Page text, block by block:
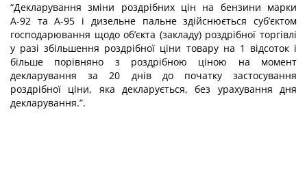
“Декларування зміни роздрібних цін на бензини марки
А-92 та А-95 і дизельне пальне здійснюється суб’єктом
господарювання щодо об’єкта (закладу) роздрібної торгівлі
у разі збільшення роздрібної ціни товару на 1 відсоток і
більше порівняно з роздрібною ціною на момент
декларування за 20 днів до початку застосування
роздрібної ціни, яка декларується, без урахування дня
декларування.”.